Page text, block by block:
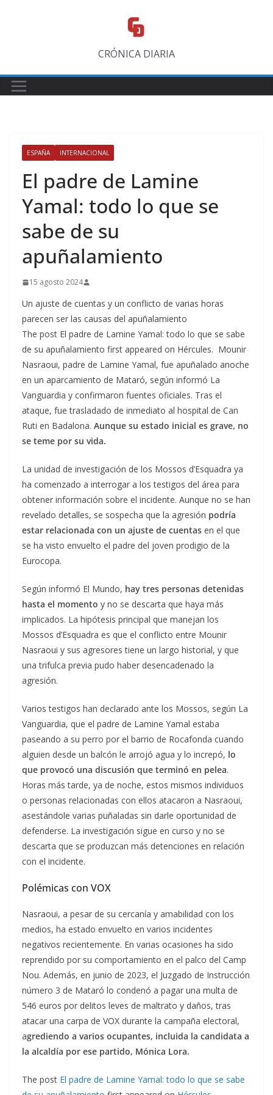
CRÓNICA DIARIA
ESPAÑA INTERNACIONAL
El padre de Lamine
Yamal: todo lo que se
sabe de su
apuñalamiento
15 agosto 2024
Un ajuste de cuentas y un conflicto de varias horas
parecen ser las causas del apuñalamiento
The post El padre de Lamine Yamal: todo lo que se sabe
de su apuñalamiento first appeared on Hércules. Mounir
Nasraoui, padre de Lamine Yamal, fue apuñalado anoche
en un aparcamiento de Mataró, según informó La
Vanguardia y confirmaron fuentes oficiales. Tras el
ataque, fue trasladado de inmediato al hospital de Can
Ruti en Badalona. Aunque su estado inicial es grave, no
se teme por su vida.
La unidad de investigación de los Mossos d’Esquadra ya
ha comenzado a interrogar a los testigos del área para
obtener información sobre el incidente. Aunque no se han
revelado detalles, se sospecha que la agresión podría
estar relacionada con un ajuste de cuentas en el que
se ha visto envuelto el padre del joven prodigio de la
Eurocopa.
Según informó El Mundo, hay tres personas detenidas
hasta el momento y no se descarta que haya más
implicados. La hipótesis principal que manejan los
Mossos d’Esquadra es que el conflicto entre Mounir
Nasraoui y sus agresores tiene un largo historial, y que
una trifulca previa pudo haber desencadenado la
agresión.
Varios testigos han declarado ante los Mossos, según La
Vanguardia, que el padre de Lamine Yamal estaba
paseando a su perro por el barrio de Rocafonda cuando
alguien desde un balcón le arrojó agua y lo increpó, lo
que provocó una discusión que terminó en pelea.
Horas más tarde, ya de noche, estos mismos individuos
o personas relacionadas con ellos atacaron a Nasraoui,
asestándole varias puñaladas sin darle oportunidad de
defenderse. La investigación sigue en curso y no se
descarta que se produzcan más detenciones en relación
con el incidente.
Polémicas con VOX
Nasraoui, a pesar de su cercanía y amabilidad con los
medios, ha estado envuelto en varios incidentes
negativos recientemente. En varias ocasiones ha sido
reprendido por su comportamiento en el palco del Camp
Nou. Además, en junio de 2023, el Juzgado de Instrucción
número 3 de Mataró lo condenó a pagar una multa de
546 euros por delitos leves de maltrato y daños, tras
atacar una carpa de VOX durante la campaña electoral,
agrediendo a varios ocupantes, incluida la candidata a
la alcaldía por ese partido, Mónica Lora.
The post El padre de Lamine Yamal: todo lo que se sabe